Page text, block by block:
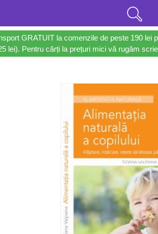
GRATUIT la comenzile de peste 190 lei
lei). Pentru cărți la prețuri mici vă rugăm